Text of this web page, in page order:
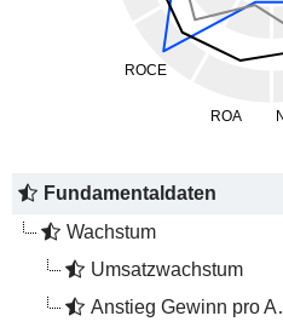
Fundamentaldaten
Wachstum
Umsatzwachstum
Anstieg Gewinn pro Aktie